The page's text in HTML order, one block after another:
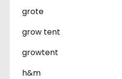
grote
grow tent
growtent
h&m